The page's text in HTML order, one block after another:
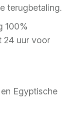
terugbetaling.
100%
24 uur voor
Egyptische